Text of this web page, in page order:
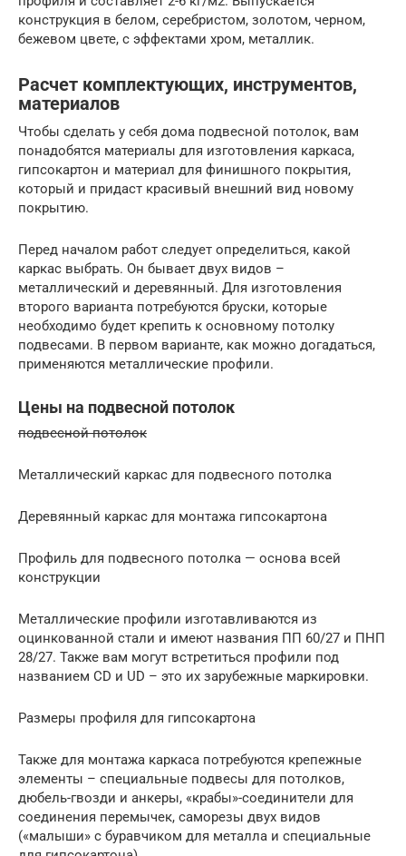
конструкция в белом, серебристом, золотом, черном,
бежевом цвете, с эффектами хром, металлик.
Расчет комплектующих, инструментов,
материалов
Чтобы сделать у себя дома подвесной потолок, вам
понадобятся материалы для изготовления каркаса,
гипсокартон и материал для финишного покрытия,
который и придаст красивый внешний вид новому
покрытию.
Перед началом работ следует определиться, какой
каркас выбрать. Он бывает двух видов –
металлический и деревянный. Для изготовления
второго варианта потребуются бруски, которые
необходимо будет крепить к основному потолку
подвесами. В первом варианте, как можно догадаться,
применяются металлические профили.
Цены на подвесной потолок
подвесной потолок
Металлический каркас для подвесного потолка
Деревянный каркас для монтажа гипсокартона
Профиль для подвесного потолка — основа всей
конструкции
Металлические профили изготавливаются из
оцинкованной стали и имеют названия ПП 60/27 и ПНП
28/27. Также вам могут встретиться профили под
названием CD и UD – это их зарубежные маркировки.
Размеры профиля для гипсокартона
Также для монтажа каркаса потребуются крепежные
элементы – специальные подвесы для потолков,
дюбель-гвозди и анкеры, «крабы»-соединители для
соединения перемычек, саморезы двух видов
(«малыши» с буравчиком для металла и специальные